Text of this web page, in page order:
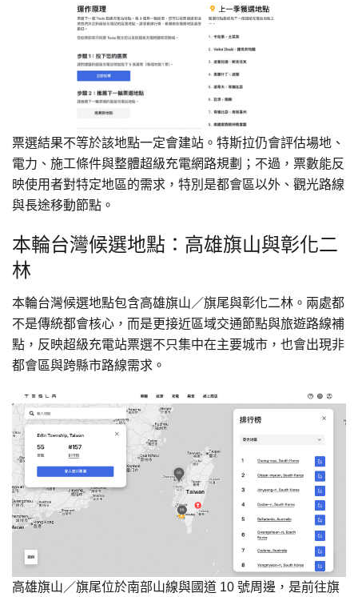
票選結果不等於該地點一定會建站。特斯拉仍會評估場地、
電力、施工條件與整體超級充電網路規劃；不過，票數能反
映使用者對特定地區的需求，特別是都會區以外、觀光路線
與長途移動節點。
本輪台灣候選地點：高雄旗山與彰化二
林
本輪台灣候選地點包含高雄旗山／旗尾與彰化二林。兩處都
不是傳統都會核心，而是更接近區域交通節點與旅遊路線補
點，反映超級充電站票選不只集中在主要城市，也會出現非
都會區與跨縣市路線需求。
高雄旗山／旗尾位於南部山線與國道 10 號周邊，是前往旗